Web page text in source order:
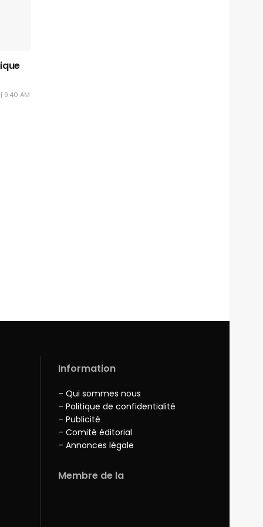
9:40 AM
Information
– Qui sommes nous
– Politique de confidentialité
– Publicité
– Comité éditorial
– Annonces légale
Membre de la